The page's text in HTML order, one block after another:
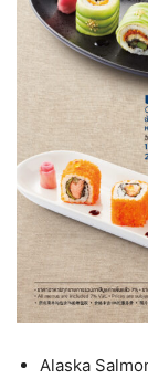
Alaska